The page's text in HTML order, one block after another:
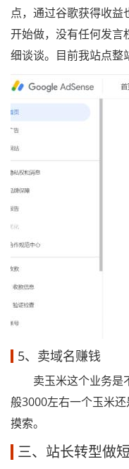
点，通过谷歌获得收
开始做，没有任何发言
细谈谈。目前我站点整
5、卖域名赚钱
卖玉米这个业务是
般3000左右一个玉米
摸索。
三、站长转型做